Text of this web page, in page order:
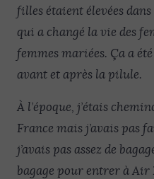
filles étaient élevées
qui a changé la vie des
femmes mariées. Ça a
avant et après la pilule.
À l’époque, j’étais
France mais j’avais pas
j’avais pas assez de
bagage pour entrer à Air